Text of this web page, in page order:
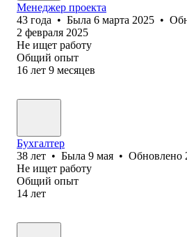
Менеджер проекта
43 года • Была 6 марта 2025 •
2 февраля 2025
Не ищет работу
Общий опыт
16 лет 9 месяцев
Бухгалтер
38 лет • Была 9 мая • Обновлено
Не ищет работу
Общий опыт
14 лет